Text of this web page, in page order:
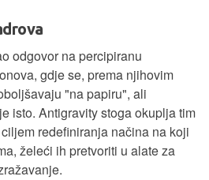
odgovor na percipiranu
gdje se, prema njihovim
"na papiru", ali
isto. Antigravity stoga okuplja tim
redefiniranja načina na koji
želeći ih pretvoriti u alate za